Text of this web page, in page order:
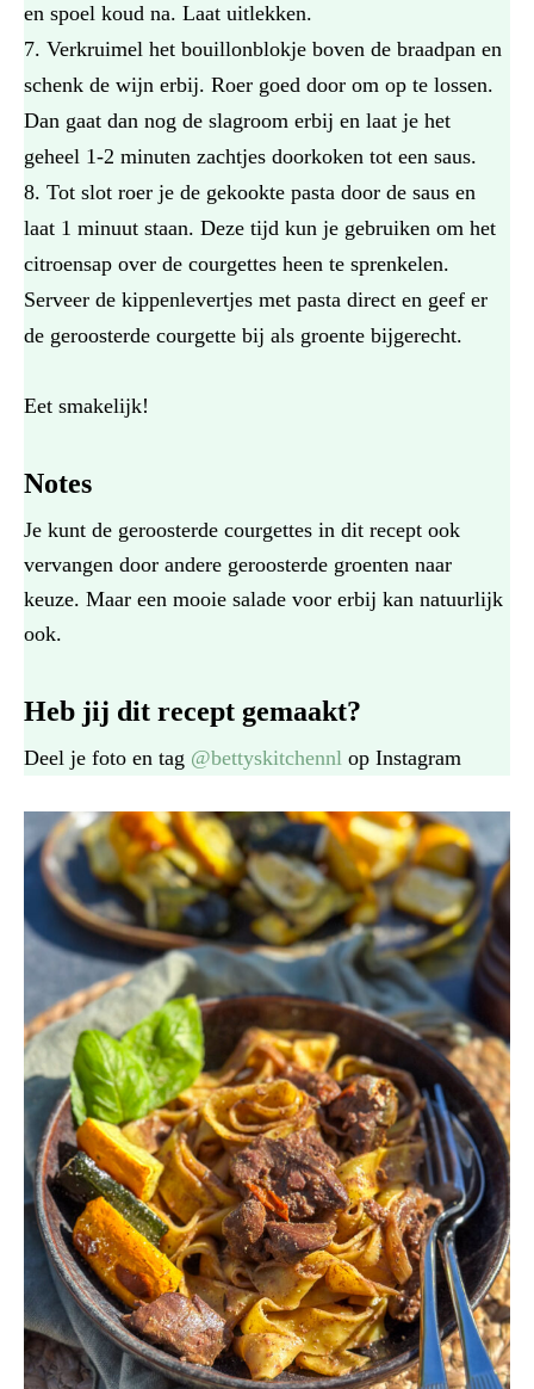
en spoel koud na. Laat uitlekken.
Verkruimel het bouillonblokje boven de braadpan en
schenk de wijn erbij. Roer goed door om op te lossen.
Dan gaat dan nog de slagroom erbij en laat je het
geheel 1-2 minuten zachtjes doorkoken tot een saus.
Tot slot roer je de gekookte pasta door de saus en
laat 1 minuut staan. Deze tijd kun je gebruiken om het
citroensap over de courgettes heen te sprenkelen.
Serveer de kippenlevertjes met pasta direct en geef er
de geroosterde courgette bij als groente bijgerecht.
Eet smakelijk!
Notes
Je kunt de geroosterde courgettes in dit recept ook
vervangen door andere geroosterde groenten naar
keuze. Maar een mooie salade voor erbij kan natuurlijk
ook.
Heb jij dit recept gemaakt?
Deel je foto en tag @bettyskitchennl op Instagram